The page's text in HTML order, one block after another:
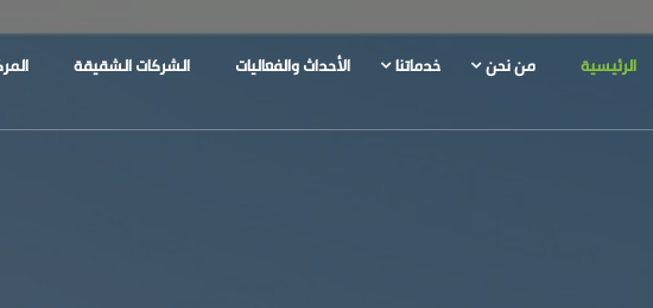
الرئيسية من نحن خدماتنا الأحداث والفعاليات الشركات الشقيقة